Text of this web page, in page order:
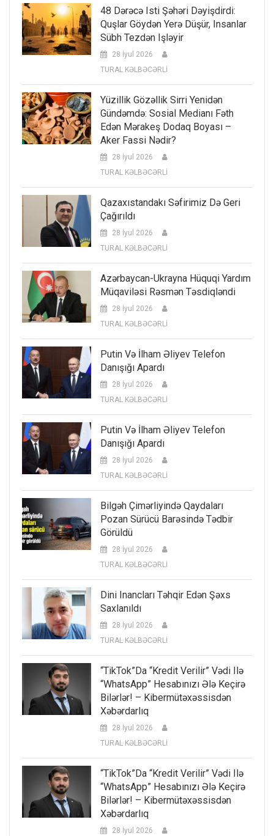
48 Dərəcə Isti Şəhəri Dəyişdirdi:
Quşlar Göydən Yerə Düşür, Insanlar
Sübh Tezdən Işləyir
28 İyul 2026
TURAL KƏLBƏCƏRLİ
Yüzillik Gözəllik Sirri Yenidən
Gündəmdə: Sosial Medianı Fəth
Edən Mərakeş Dodaq Boyası –
Aker Fassi Nədir?
28 İyul 2026
TURAL KƏLBƏCƏRLİ
Qazaxıstandakı Səfirimiz Də Geri
Çağırıldı
28 İyul 2026
TURAL KƏLBƏCƏRLİ
Azərbaycan-Ukrayna Hüquqi Yardım
Müqaviləsi Rəsmən Təsdiqləndi
28 İyul 2026
TURAL KƏLBƏCƏRLİ
Putin Və İlham Əliyev Telefon
Danışığı Apardı
28 İyul 2026
TURAL KƏLBƏCƏRLİ
Putin Və İlham Əliyev Telefon
Danışığı Apardı
28 İyul 2026
TURAL KƏLBƏCƏRLİ
Bilgəh Çimərliyində Qaydaları
Pozan Sürücü Barəsində Tədbir
Görüldü
28 İyul 2026
TURAL KƏLBƏCƏRLİ
Dini Inancları Təhqir Edən Şəxs
Saxlanıldı
28 İyul 2026
TURAL KƏLBƏCƏRLİ
“TikTok”da “kredit Verilir” Vədi Ilə
“WhatsApp” Hesabınızı Ələ Keçirə
Bilərlər! – Kibermütəxəssisdən
Xəbərdarlıq
28 İyul 2026
TURAL KƏLBƏCƏRLİ
“TikTok”da “kredit Verilir” Vədi Ilə
“WhatsApp” Hesabınızı Ələ Keçirə
Bilərlər! – Kibermütəxəssisdən
Xəbərdarlıq
28 İyul 2026